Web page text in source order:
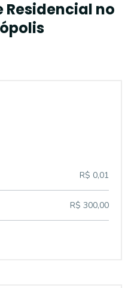
Residencial no
R$ 0,01
R$ 300,00